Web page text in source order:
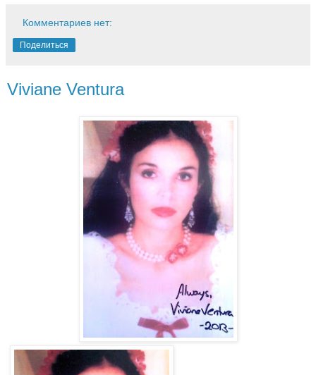
Комментариев нет:
Поделиться
Viviane Ventura